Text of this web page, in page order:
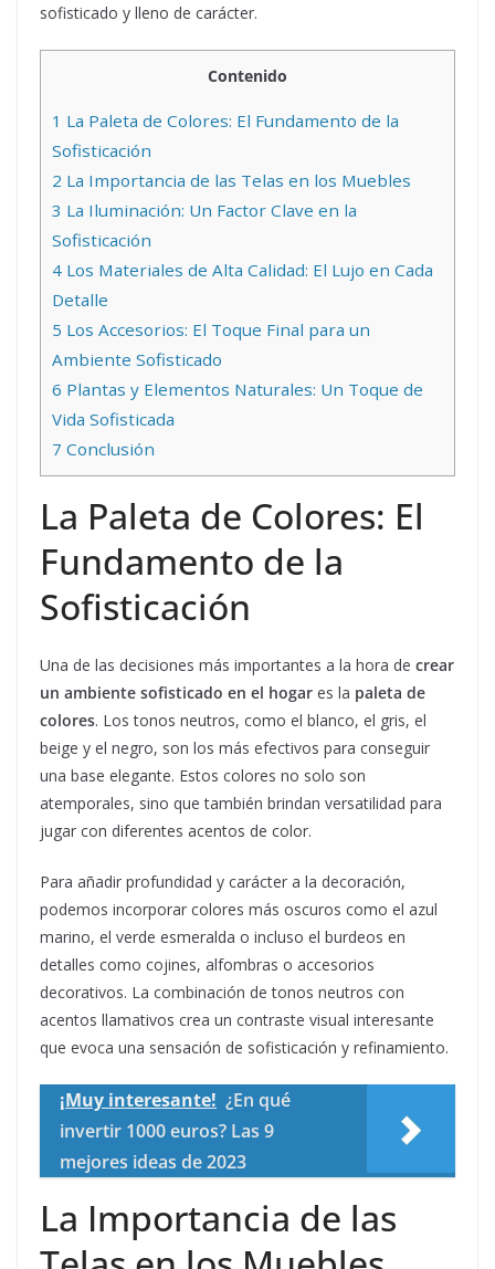
sofisticado y lleno de carácter.
Contenido
1 La Paleta de Colores: El Fundamento de la
Sofisticación
2 La Importancia de las Telas en los Muebles
3 La Iluminación: Un Factor Clave en la
Sofisticación
4 Los Materiales de Alta Calidad: El Lujo en Cada
Detalle
5 Los Accesorios: El Toque Final para un
Ambiente Sofisticado
6 Plantas y Elementos Naturales: Un Toque de
Vida Sofisticada
7 Conclusión
La Paleta de Colores: El
Fundamento de la
Sofisticación
Una de las decisiones más importantes a la hora de crear
un ambiente sofisticado en el hogar es la paleta de
colores. Los tonos neutros, como el blanco, el gris, el
beige y el negro, son los más efectivos para conseguir
una base elegante. Estos colores no solo son
atemporales, sino que también brindan versatilidad para
jugar con diferentes acentos de color.
Para añadir profundidad y carácter a la decoración,
podemos incorporar colores más oscuros como el azul
marino, el verde esmeralda o incluso el burdeos en
detalles como cojines, alfombras o accesorios
decorativos. La combinación de tonos neutros con
acentos llamativos crea un contraste visual interesante
que evoca una sensación de sofisticación y refinamiento.
¡Muy interesante! ¿En qué
invertir 1000 euros? Las 9
mejores ideas de 2023
La Importancia de las